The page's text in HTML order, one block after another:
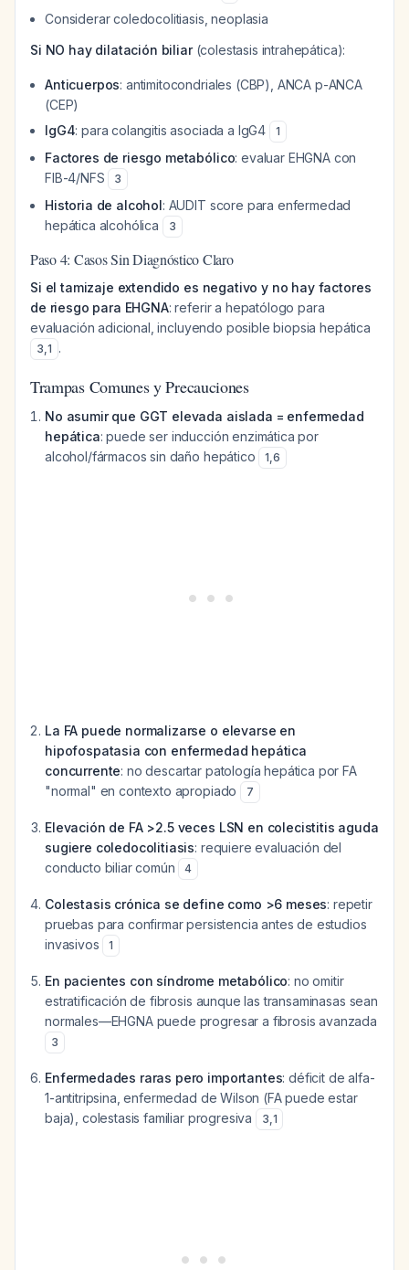
Considerar coledocolitiasis, neoplasia
Si NO hay dilatación biliar(colestasis intrahepática):
Anticuerpos: antimitocondriales (CBP), ANCA p-ANCA
(CEP)
IgG4: para colangitis asociada a IgG4 1
Factores de riesgo metabólico: evaluar EHGNA con
FIB-4/NFS
3
Historia de alcohol: AUDIT score para enfermedad
hepática alcohólica
3
Paso 4: Casos Sin Diagnóstico Claro
Si el tamizaje extendido es negativo y no hay factores
de riesgo para EHGNA: referir a hepatólogo para
evaluación adicional, incluyendo posible biopsia hepática
3,1 .
Trampas Comunes y Precauciones
No asumir que GGT elevada aislada = enfermedad
hepática: puede ser inducción enzimática por
alcohol/fármacos sin daño hepático
1,6
La FA puede normalizarse o elevarse en
hipofospatasia con enfermedad hepática
concurrente: no descartar patología hepática por FA
"normal" en contexto apropiado
7
Elevación de FA >2.5 veces LSN en colecistitis aguda
sugiere coledocolitiasis: requiere evaluación del
conducto biliar común
4
Colestasis crónica se define como >6 meses: repetir
pruebas para confirmar persistencia antes de estudios
invasivos
1
En pacientes con síndrome metabólico: no omitir
estratificación de fibrosis aunque las transaminasas sean
normales—EHGNA puede progresar a fibrosis avanzada
3
Enfermedades raras pero importantes: déficit de alfa-
1-antitripsina, enfermedad de Wilson (FA puede estar
baja), colestasis familiar progresiva
3,1